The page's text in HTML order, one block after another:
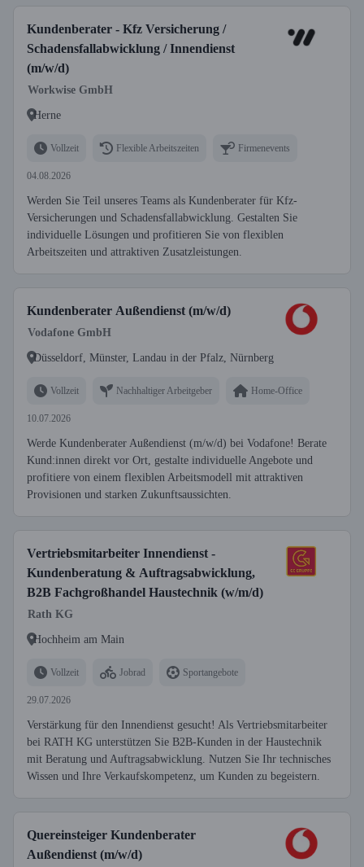
Kundenberater - Kfz Versicherung /
Schadensfallabwicklung / Innendienst
(m/w/d)
Workwise GmbH
Herne
Vollzeit Flexible Arbeitszeiten Firmenevents
04.08.2026
Werden Sie Teil unseres Teams als Kundenberater für Kfz-
Versicherungen und Schadensfallabwicklung. Gestalten Sie
individuelle Lösungen und profitieren Sie von flexiblen
Arbeitszeiten und attraktiven Zusatzleistungen.
Kundenberater Außendienst (m/w/d)
Vodafone GmbH
Düsseldorf, Münster, Landau in der Pfalz, Nürnberg
Vollzeit Nachhaltiger Arbeitgeber Home-Office
10.07.2026
Werde Kundenberater Außendienst (m/w/d) bei Vodafone! Berate
Kund:innen direkt vor Ort, gestalte individuelle Angebote und
profitiere von einem flexiblen Arbeitsmodell mit attraktiven
Provisionen und starken Zukunftsaussichten.
Vertriebsmitarbeiter Innendienst -
Kundenberatung & Auftragsabwicklung,
B2B Fachgroßhandel Haustechnik (w/m/d)
Rath KG
Hochheim am Main
Vollzeit Jobrad Sportangebote
29.07.2026
Verstärkung für den Innendienst gesucht! Als Vertriebsmitarbeiter
bei RATH KG unterstützen Sie B2B-Kunden in der Haustechnik
mit Beratung und Auftragsabwicklung. Nutzen Sie Ihr technisches
Wissen und Ihre Verkaufskompetenz, um Kunden zu begeistern.
Quereinsteiger Kundenberater
Außendienst (m/w/d)